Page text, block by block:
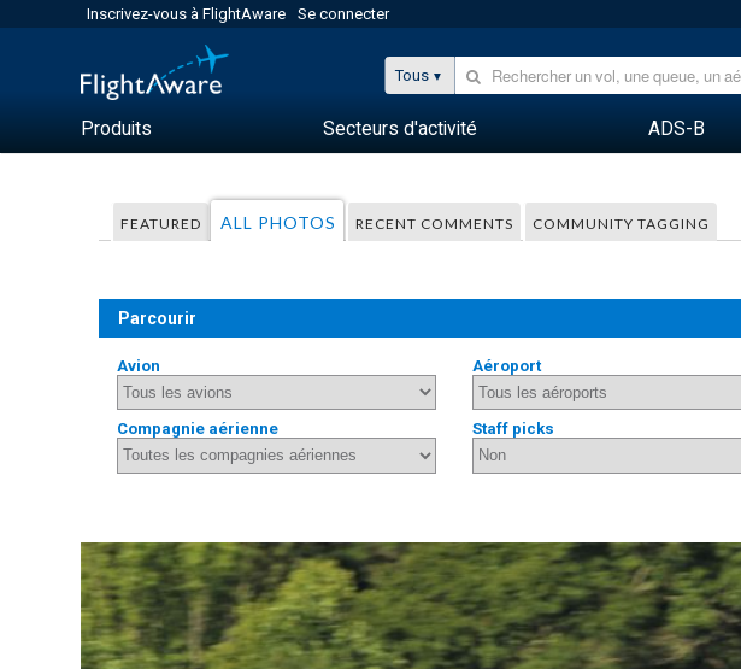
Inscrivez-vous à FlightAware Se connecter
Tous
Produits Secteurs d'activité ADS-B
FEATURED ALL PHOTOS RECENT COMMENTS COMMUNITY TAGGING
Parcourir
Avion Aéroport
Compagnie aérienne Staff picks